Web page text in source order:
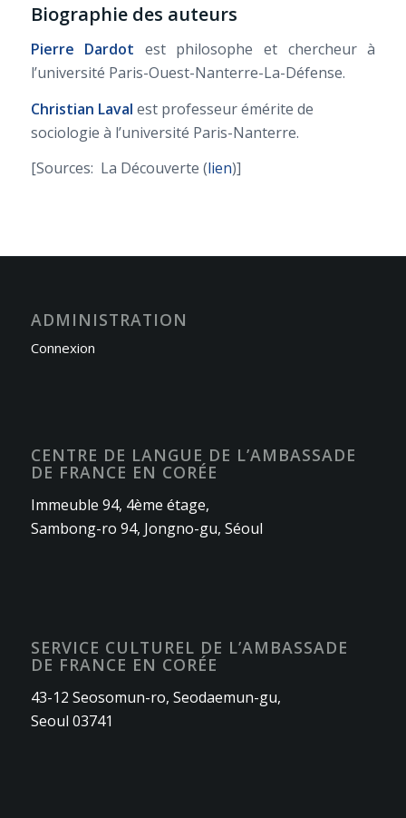
Biographie des auteurs
Pierre Dardot est philosophe et chercheur à
l’université Paris-Ouest-Nanterre-La-Défense.
Christian Laval est professeur émérite de
sociologie à l’université Paris-Nanterre.
[Sources: La Découverte (lien)]
ADMINISTRATION
Connexion
CENTRE DE LANGUE DE L’AMBASSADE
DE FRANCE EN CORÉE
Immeuble 94, 4ème étage,
Sambong-ro 94, Jongno-gu, Séoul
SERVICE CULTUREL DE L’AMBASSADE
DE FRANCE EN CORÉE
43-12 Seosomun-ro, Seodaemun-gu,
Seoul 03741